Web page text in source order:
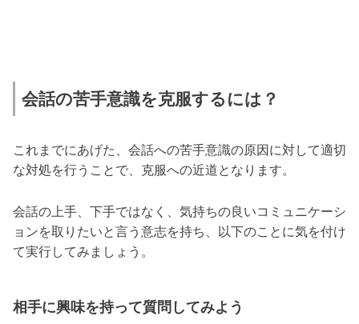
会話の苦手意識を克服するには？
これまでにあげた、会話への苦手意識の原因に対して適切
な対処を行うことで、克服への近道となります。
会話の上手、下手ではなく、気持ちの良いコミュニケーシ
ョンを取りたいと言う意志を持ち、以下のことに気を付け
て実行してみましょう。
相手に興味を持って質問してみよう